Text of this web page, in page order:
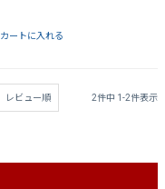
カートに入れる
レビュー順 2件中 1 -2件表示